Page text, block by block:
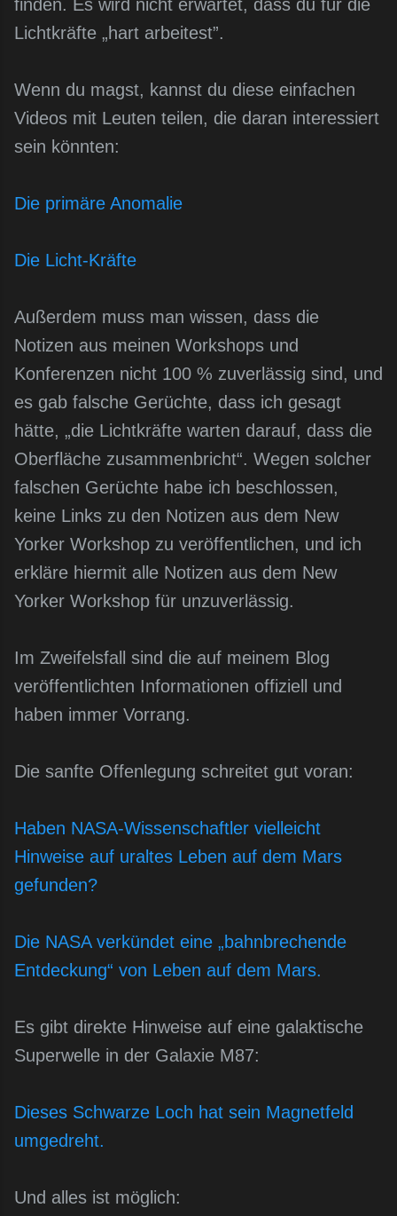
finden. Es wird nicht erwartet, dass du für die
Lichtkräfte „hart arbeitest”.
Wenn du magst, kannst du diese einfachen
Videos mit Leuten teilen, die daran interessiert
sein könnten:
Die primäre Anomalie
Die Licht-Kräfte
Außerdem muss man wissen, dass die
Notizen aus meinen Workshops und
Konferenzen nicht 100 % zuverlässig sind, und
es gab falsche Gerüchte, dass ich gesagt
hätte, „die Lichtkräfte warten darauf, dass die
Oberfläche zusammenbricht“. Wegen solcher
falschen Gerüchte habe ich beschlossen,
keine Links zu den Notizen aus dem New
Yorker Workshop zu veröffentlichen, und ich
erkläre hiermit alle Notizen aus dem New
Yorker Workshop für unzuverlässig.
Im Zweifelsfall sind die auf meinem Blog
veröffentlichten Informationen offiziell und
haben immer Vorrang.
Die sanfte Offenlegung schreitet gut voran:
Haben NASA-Wissenschaftler vielleicht
Hinweise auf uraltes Leben auf dem Mars
gefunden?
Die NASA verkündet eine „bahnbrechende
Entdeckung“ von Leben auf dem Mars.
Es gibt direkte Hinweise auf eine galaktische
Superwelle in der Galaxie M87:
Dieses Schwarze Loch hat sein Magnetfeld
umgedreht.
Und alles ist möglich: